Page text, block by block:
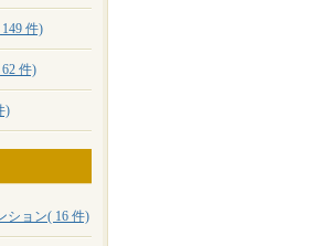
件)
件)
)
ション( 16 件)